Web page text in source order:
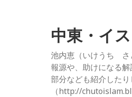
中東・イ
池内恵（いけうち さ
報源や、助けになる
部分なども紹介した
（http://